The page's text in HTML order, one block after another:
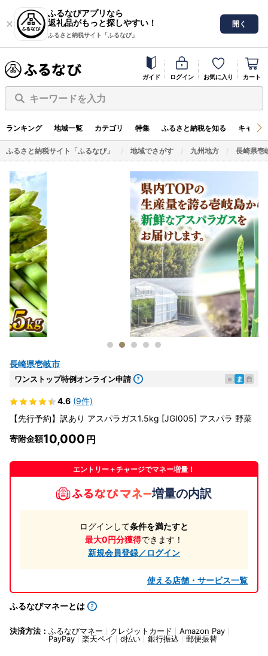
ふるなびアプリなら
返礼品がもっと探しやすい！
ふるさと納税サイト「ふるなび」
開く
ガイド ログイン お気に入り カート
キーワードを入力
ランキング 地域一覧 カテゴリ 特集 ふるさと納税を知る キャン
ふるさと納税サイト「ふるなび」 地域でさがす 九州地方 長崎県壱
長崎県壱岐市
ワンストップ特例オンライン申請 e ま 自
4.6 (9件)
【先行予約】訳あり アスパラガス1.5kg [JGI005] アスパラ 野菜
寄附金額10,000
エントリー＋チャージでマネー増量！
増量の内訳
ログインして条件を満たすと
最大0円分獲得できます！
新規会員登録／ログイン
使える店舗・サービス一覧
ふるなびマネーとは
決済方法： ふるなびマネー クレジットカード
Amazon Pay
PayPay
楽天ペイ d払い 銀行振込 郵便振替